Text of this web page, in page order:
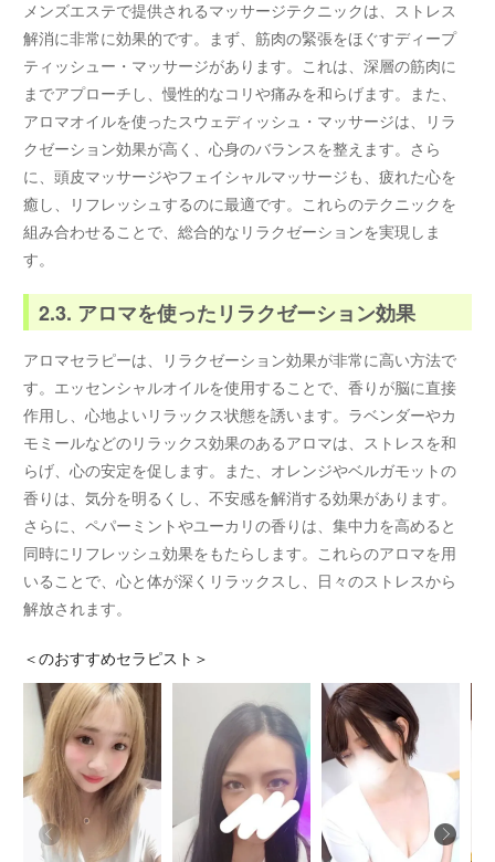
メンズエステで提供されるマッサージテクニックは、ストレス
解消に非常に効果的です。まず、筋肉の緊張をほぐすディープ
ティッシュー・マッサージがあります。これは、深層の筋肉に
までアプローチし、慢性的なコリや痛みを和らげます。また、
アロマオイルを使ったスウェディッシュ・マッサージは、リラ
クゼーション効果が高く、心身のバランスを整えます。さら
に、頭皮マッサージやフェイシャルマッサージも、疲れた心を
癒し、リフレッシュするのに最適です。これらのテクニックを
組み合わせることで、総合的なリラクゼーションを実現しま
す。
2.3. アロマを使ったリラクゼーション効果
アロマセラピーは、リラクゼーション効果が非常に高い方法で
す。エッセンシャルオイルを使用することで、香りが脳に直接
作用し、心地よいリラックス状態を誘います。ラベンダーやカ
モミールなどのリラックス効果のあるアロマは、ストレスを和
らげ、心の安定を促します。また、オレンジやベルガモットの
香りは、気分を明るくし、不安感を解消する効果があります。
さらに、ペパーミントやユーカリの香りは、集中力を高めると
同時にリフレッシュ効果をもたらします。これらのアロマを用
いることで、心と体が深くリラックスし、日々のストレスから
解放されます。
＜のおすすめセラピスト＞